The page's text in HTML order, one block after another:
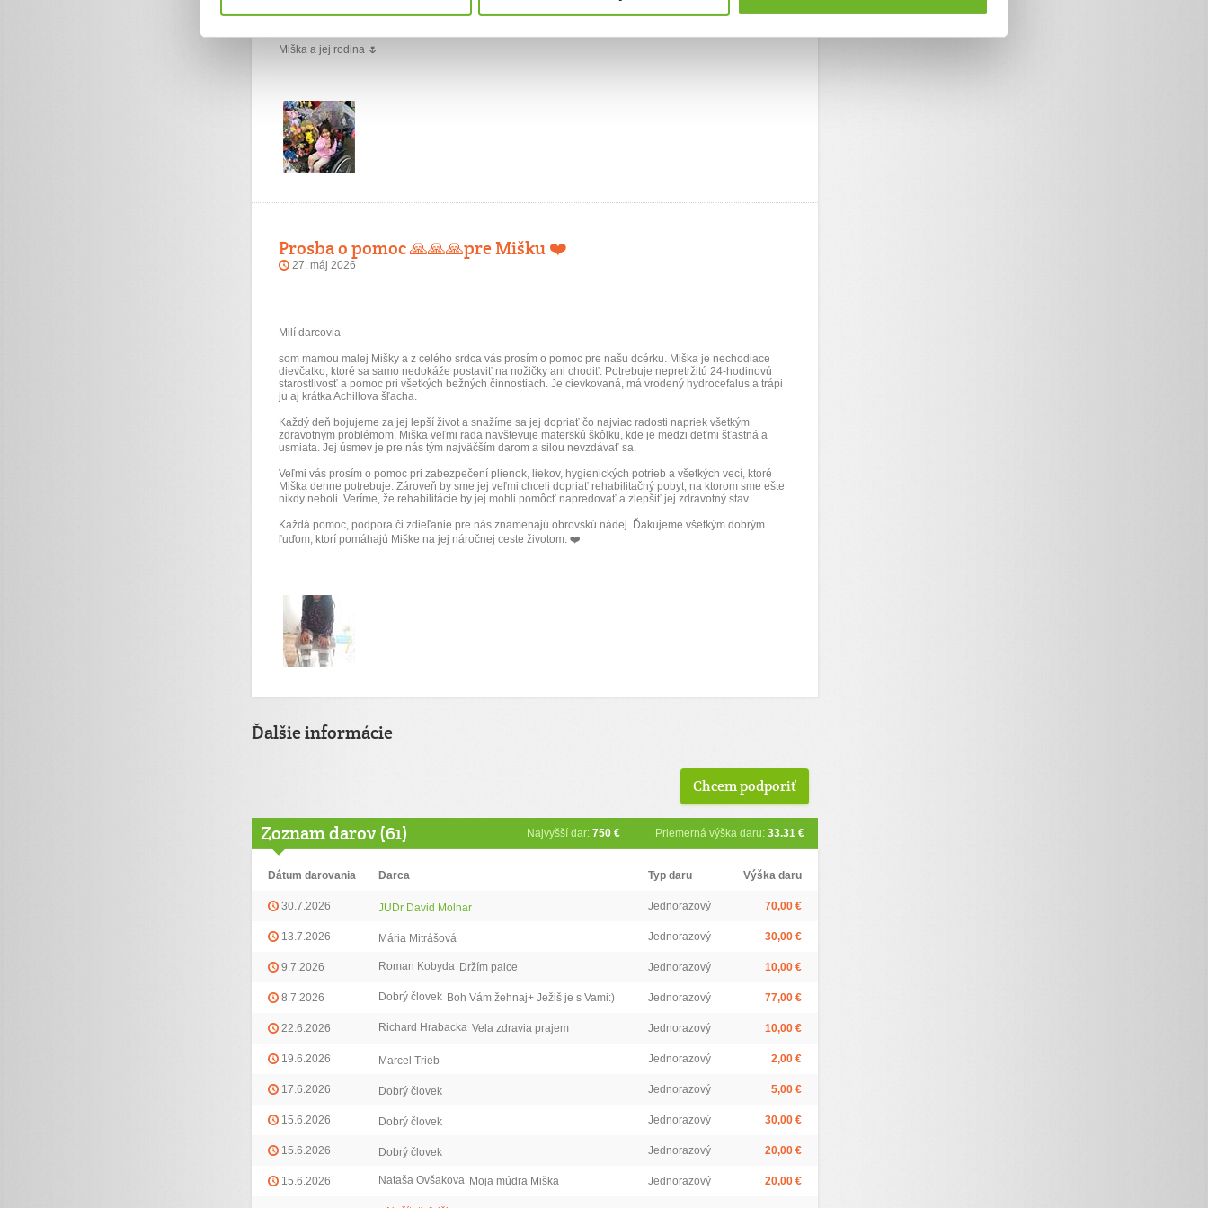
Miška a jej rodina 🌷
Prosba o pomoc 🙏🙏🙏pre Mišku ❤️
27. máj 2026
Milí darcovia
som mamou malej Mišky a z celého srdca vás prosím o pomoc pre našu dcérku. Miška je nechodiace
dievčatko, ktoré sa samo nedokáže postaviť na nožičky ani chodiť. Potrebuje nepretržitú 24-hodinovú
starostlivosť a pomoc pri všetkých bežných činnostiach. Je cievkovaná, má vrodený hydrocefalus a trápi
ju aj krátka Achillova šľacha.
Každý deň bojujeme za jej lepší život a snažíme sa jej dopriať čo najviac radosti napriek všetkým
zdravotným problémom. Miška veľmi rada navštevuje materskú škôlku, kde je medzi deťmi šťastná a
usmiata. Jej úsmev je pre nás tým najväčším darom a silou nevzdávať sa.
Veľmi vás prosím o pomoc pri zabezpečení plienok, liekov, hygienických potrieb a všetkých vecí, ktoré
Miška denne potrebuje. Zároveň by sme jej veľmi chceli dopriať rehabilitačný pobyt, na ktorom sme ešte
nikdy neboli. Veríme, že rehabilitácie by jej mohli pomôcť napredovať a zlepšiť jej zdravotný stav.
Každá pomoc, podpora či zdieľanie pre nás znamenajú obrovskú nádej. Ďakujeme všetkým dobrým
ľuďom, ktorí pomáhajú Miške na jej náročnej ceste životom. ❤️
Ďalšie informácie
Chcem podporiť
Zoznam darov (61) Najvyšší dar: 750 € Priemerná výška daru: 33.31 €
Dátum darovania Darca Typ daru Výška daru
30.7.2026 JUDr David Molnar Jednorazový 70,00 €
13.7.2026 Mária Mitrášová Jednorazový 30,00 €
9.7.2026 Roman Kobyda Držím palce Jednorazový 10,00 €
8.7.2026 Dobrý človek Boh Vám žehnaj+ Ježiš je s Vami:) Jednorazový 77,00 €
22.6.2026 Richard Hrabacka Vela zdravia prajem Jednorazový 10,00 €
19.6.2026 Marcel Trieb Jednorazový 2,00 €
17.6.2026 Dobrý človek Jednorazový 5,00 €
15.6.2026 Dobrý človek Jednorazový 30,00 €
15.6.2026 Dobrý človek Jednorazový 20,00 €
15.6.2026 Nataša Ovšakova Moja múdra Miška Jednorazový 20,00 €